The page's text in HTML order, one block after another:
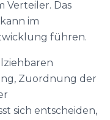
Verteiler. Das
im
führen.
Zuordnung der
sich entscheiden,